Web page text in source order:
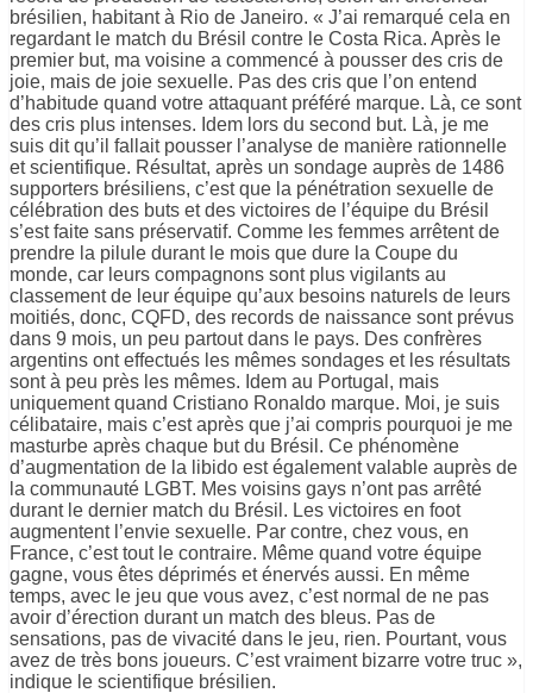
brésilien, habitant à Rio de Janeiro. « J’ai remarqué cela en
regardant le match du Brésil contre le Costa Rica. Après le
premier but, ma voisine a commencé à pousser des cris de
joie, mais de joie sexuelle. Pas des cris que l’on entend
d’habitude quand votre attaquant préféré marque. Là, ce sont
des cris plus intenses. Idem lors du second but. Là, je me
suis dit qu’il fallait pousser l’analyse de manière rationnelle
et scientifique. Résultat, après un sondage auprès de 1486
supporters brésiliens, c’est que la pénétration sexuelle de
célébration des buts et des victoires de l’équipe du Brésil
s’est faite sans préservatif. Comme les femmes arrêtent de
prendre la pilule durant le mois que dure la Coupe du
monde, car leurs compagnons sont plus vigilants au
classement de leur équipe qu’aux besoins naturels de leurs
moitiés, donc, CQFD, des records de naissance sont prévus
dans 9 mois, un peu partout dans le pays. Des confrères
argentins ont effectués les mêmes sondages et les résultats
sont à peu près les mêmes. Idem au Portugal, mais
uniquement quand Cristiano Ronaldo marque. Moi, je suis
célibataire, mais c’est après que j’ai compris pourquoi je me
masturbe après chaque but du Brésil. Ce phénomène
d’augmentation de la libido est également valable auprès de
la communauté LGBT. Mes voisins gays n’ont pas arrêté
durant le dernier match du Brésil. Les victoires en foot
augmentent l’envie sexuelle. Par contre, chez vous, en
France, c’est tout le contraire. Même quand votre équipe
gagne, vous êtes déprimés et énervés aussi. En même
temps, avec le jeu que vous avez, c’est normal de ne pas
avoir d’érection durant un match des bleus. Pas de
sensations, pas de vivacité dans le jeu, rien. Pourtant, vous
avez de très bons joueurs. C’est vraiment bizarre votre truc »,
indique le scientifique brésilien.